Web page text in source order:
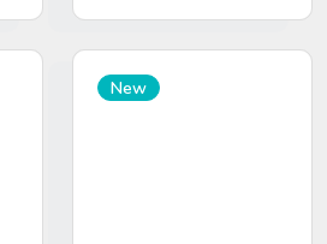
New